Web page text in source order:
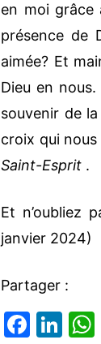
en moi grâce
présence de
aimée? Et
Dieu en
souvenir de
croix qui
Saint-Esprit .
Et n’oubliez
janvier 2024)
Partager :
F
Li